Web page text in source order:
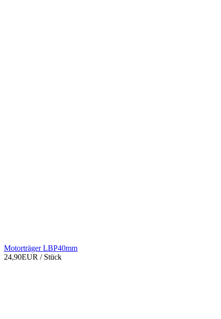
Motorträger LBP40mm
24,90EUR / Stück